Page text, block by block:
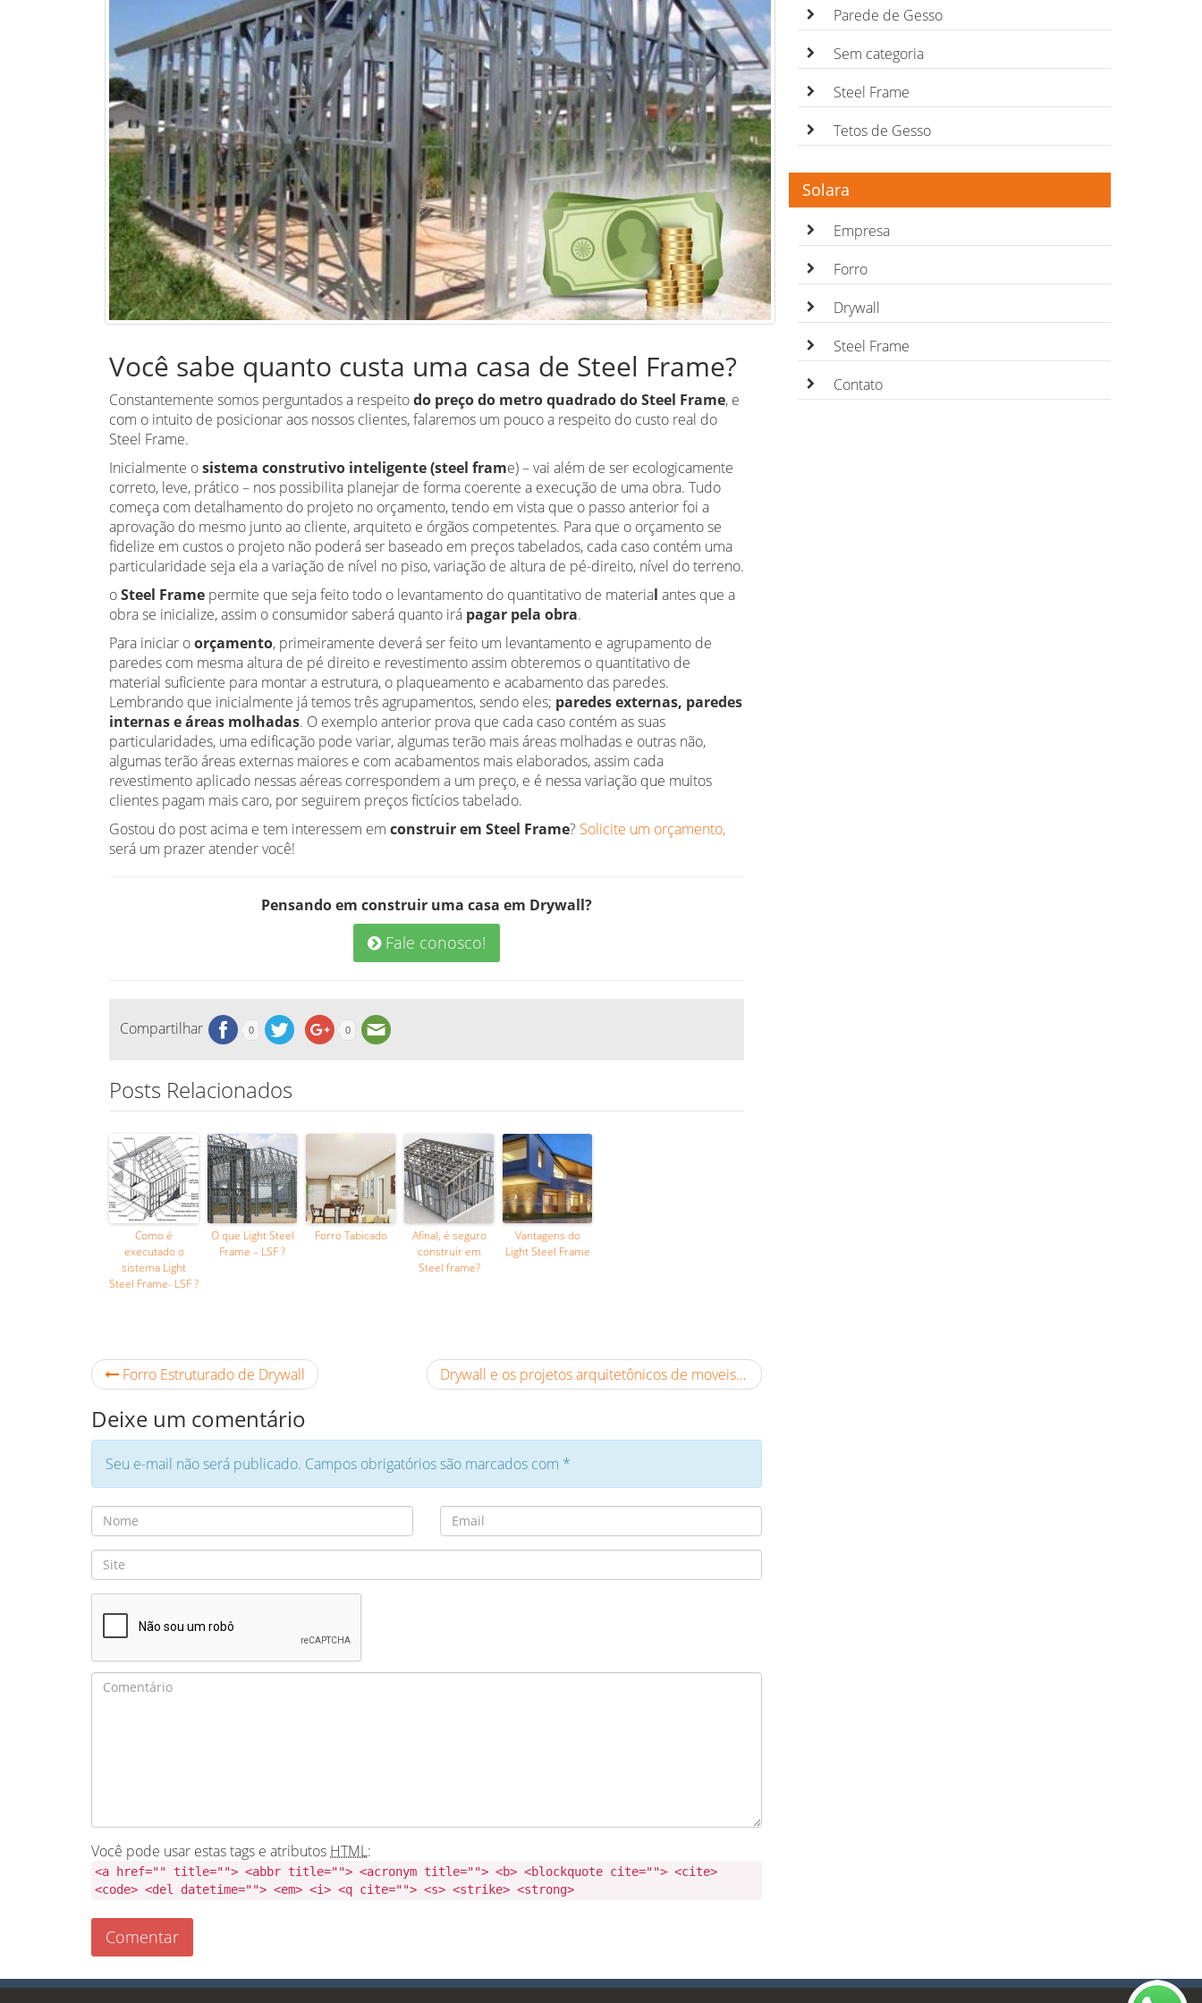
Você sabe quanto custa uma casa de Steel Frame?
Constantemente somos perguntados a respeitodo preço do metro quadrado do Steel Frame, e
com o intuito de posicionar aos nossos clientes, falaremos um pouco a respeito do custo real do
Steel Frame.
Inicialmente osistema construtivo inteligente (steel frame) – vai além de ser ecologicamente
correto, leve, prático – nos possibilita planejar de forma coerente a execução de uma obra. Tudo
começa com detalhamento do projeto no orçamento, tendo em vista que o passo anterior foi a
aprovação do mesmo junto ao cliente, arquiteto e órgãos competentes. Para que o orçamento se
fidelize em custos o projeto não poderá ser baseado em preços tabelados, cada caso contém uma
particularidade seja ela a variação de nível no piso, variação de altura de pé-direito, nível do terreno.
oSteel Frame permite que seja feito todo o levantamento do quantitativo de material antes que a
obra se inicialize, assim o consumidor saberá quanto irá pagar pela obra.
Para iniciar oorçamento, primeiramente deverá ser feito um levantamento e agrupamento de
paredes com mesma altura de pé direito e revestimento assim obteremos o quantitativo de
material suficiente para montar a estrutura, o plaqueamento e acabamento das paredes.
Lembrando que inicialmente já temos três agrupamentos, sendo eles; paredes externas, paredes
internas e áreas molhadas. O exemplo anterior prova que cada caso contém as suas
particularidades, uma edificação pode variar, algumas terão mais áreas molhadas e outras não,
algumas terão áreas externas maiores e com acabamentos mais elaborados, assim cada
revestimento aplicado nessas aéreas correspondem a um preço, e é nessa variação que muitos
clientes pagam mais caro, por seguirem preços fictícios tabelado.
Gostou do post acima e tem interessem em construir em Steel Frame? Solicite um orçamento,
será um prazer atender você!
Pensando em construir uma casa em Drywall?
Fale conosco!
Compartilhar 0 0
Posts Relacionados
Como é
executado o
sistema Light
Steel Frame- LSF ?
O que Light Steel
Frame – LSF ?
Forro Tabicado
Afinal, é seguro
construir em
Steel frame?
Vantagens do
Light Steel Frame
Forro Estruturado de Drywall Drywall e os projetos arquitetônicos de moveis
Deixe um comentário
Seu e-mail não será publicado. Campos obrigatórios são marcados com *
Você pode usar estas tags e atributos HTML:
<a href="" title=""> <abbr title=""> <acronym title=""> <b> <blockquote cite=""> <cite>
<code> <del datetime=""> <em> <i> <q cite=""> <s> <strike> <strong>
Parede de Gesso
Sem categoria
Steel Frame
Tetos de Gesso
Solara
Empresa
Forro
Drywall
Steel Frame
Contato